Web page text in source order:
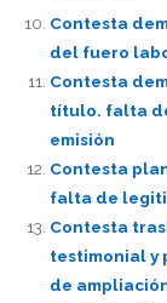
Contesta
del fuero
Contesta
título. falta
emisión
Contesta
falta de
Contesta
testimonial y
de